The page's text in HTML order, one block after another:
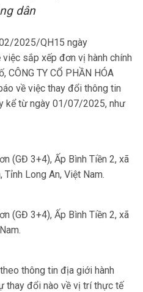
dân
2025/QH15 ngày
sắp xếp đơn vị hành chính
CÔNG TY CỔ PHẦN HÓA
về việc thay đổi thông tin
kể từ ngày 01/07/2025, như
(GĐ 3+4), Ấp Bình Tiền 2, xã
Long An, Việt Nam.
(GĐ 3+4), Ấp Bình Tiền 2, xã
thông tin địa giới hành
thay đổi nào về vị trí thực tế